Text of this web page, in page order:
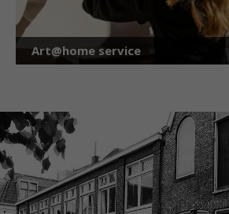
Art@home service